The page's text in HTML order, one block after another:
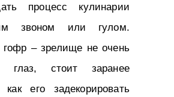
процесс кулинарии
звоном или гулом.
гофр – зрелище не очень
глаз, стоит заранее
как его задекорировать